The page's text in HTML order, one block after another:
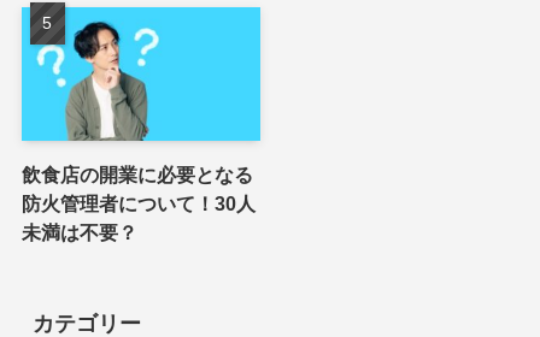
飲食店の開業に必要となる
防火管理者について！30人
未満は不要？
カテゴリー